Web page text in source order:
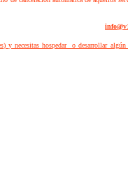
y necesitas hospedar o desarrollar